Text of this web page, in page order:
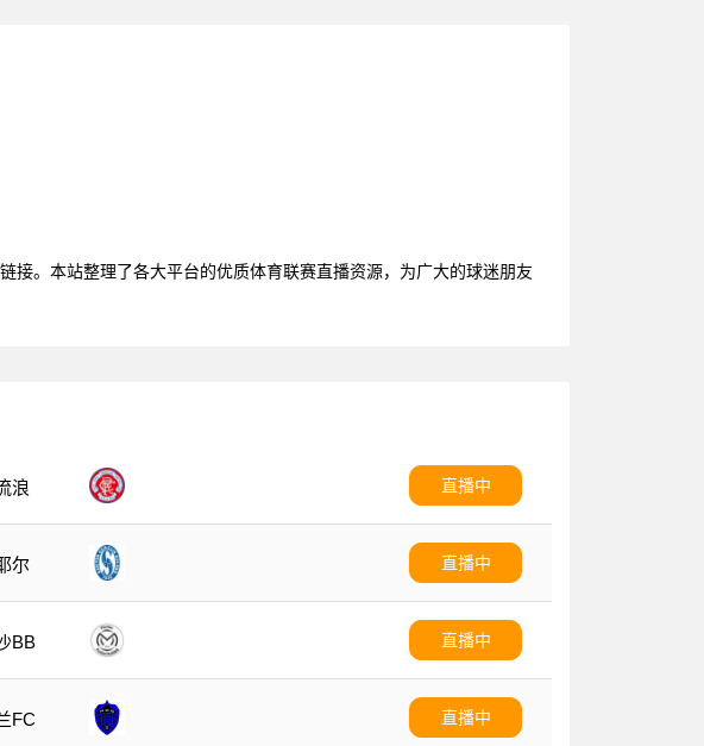
接。本站整理了各大平台的优质体育联赛直播资源，为广大的球迷朋友
浪 直播中
尔 直播中
BB 直播中
FC 直播中